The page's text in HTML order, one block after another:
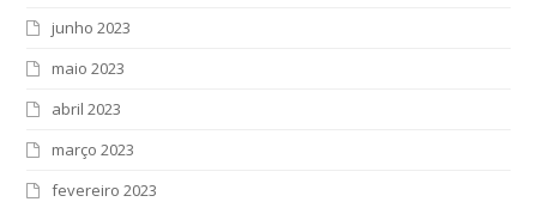
junho 2023
maio 2023
abril 2023
março 2023
fevereiro 2023